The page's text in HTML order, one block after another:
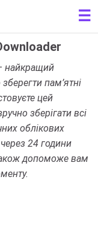
☰
найкращий
пам’ятні
цей
зберігати всі
облікових
24 години
допоможе вам